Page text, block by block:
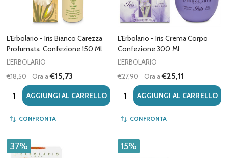
L'Erbolario - Iris Bianco Carezza
Profumata Confezione 150 Ml
L'ERBOLARIO
€18,50
Ora a€15,73
Quantità:AGGIUNGI AL CARRELLO
CONFRONTA
L'Erbolario - Iris Crema Corpo
Confezione 300 Ml
L'ERBOLARIO
€27,90
Ora a€25,11
Quantità:AGGIUNGI AL CARRELLO
CONFRONTA
37% 15%